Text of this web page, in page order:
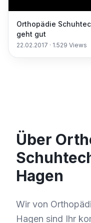
Orthopädie Schuhtechnik Kreuzer Hagen - Passt gut,
geht gut
22.02.2017 · 1.529 Views
Über
Hagen
Wir von
Hagen sind Ihr